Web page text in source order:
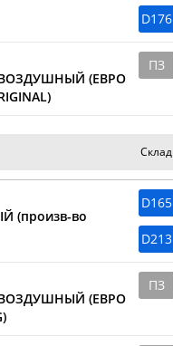
D176
(ЕВРО
ПЗ
Склад
(произв-во
D165
D213
(ЕВРО
ПЗ